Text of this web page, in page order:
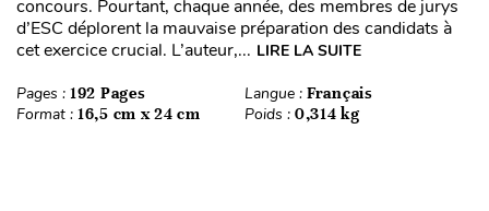
concours. Pourtant, chaque année, des membres de jurys
d’ESC déplorent la mauvaise préparation des candidats à
cet exercice crucial. L’auteur,... LIRE LA SUITE
Pages : 192 Pages Langue : Français
Format : 16,5 cm x 24 cm Poids : 0,314 kg